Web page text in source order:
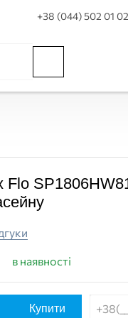
+38 (044) 502 01 02
Flo
в наявності
Купити